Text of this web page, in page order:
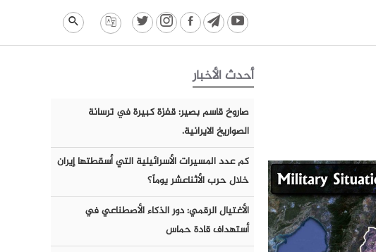
أحدث الأخبار
صاروخ قاسم بصير: قفزة كبيرة في ترسانة
الصواريخ الايرانية.
كم عدد المسيرات الأسرائيلية التي أسقطتها إيران
خلال حرب الأثناعشر يوماً؟
الأغتيال الرقمي: دور الذكاء الأصطناعي في
أستهداف قادة حماس